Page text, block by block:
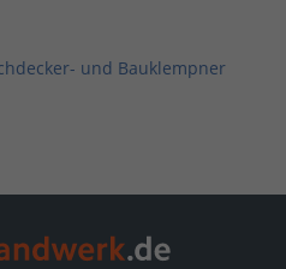
und Bauklempner
und Bauklempner